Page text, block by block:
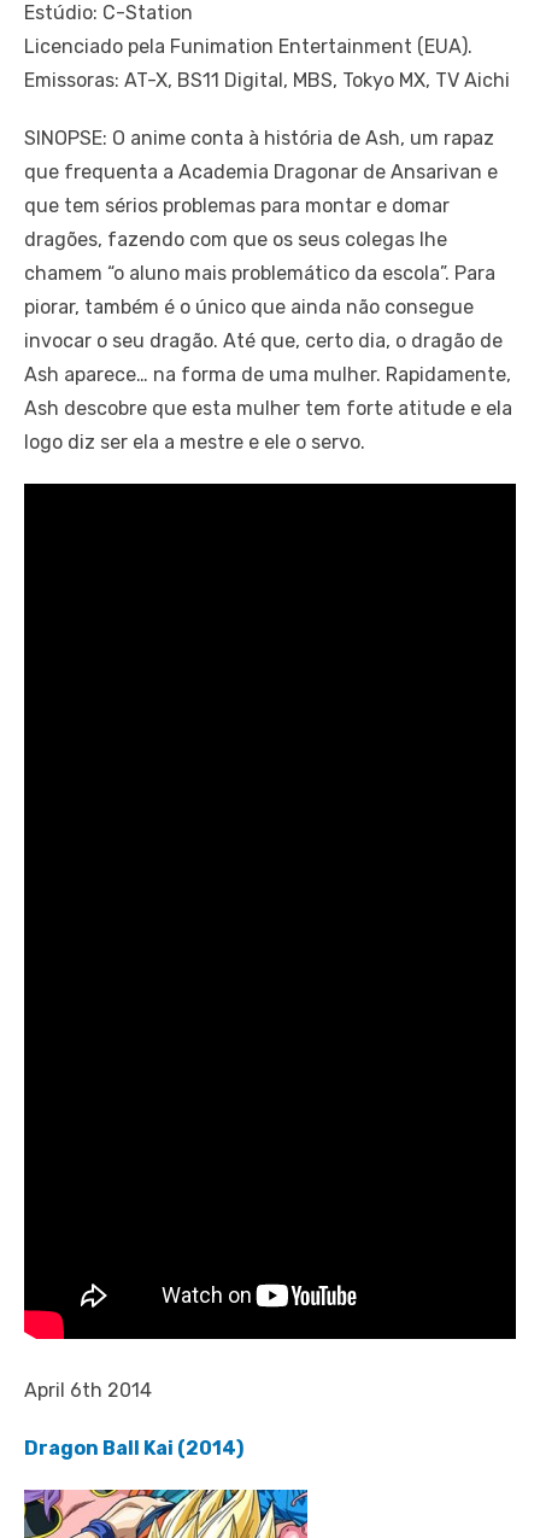
Estúdio: C-Station
Licenciado pela Funimation Entertainment (EUA).
Emissoras: AT-X, BS11 Digital, MBS, Tokyo MX, TV Aichi
SINOPSE: O anime conta à história de Ash, um rapaz
que frequenta a Academia Dragonar de Ansarivan e
que tem sérios problemas para montar e domar
dragões, fazendo com que os seus colegas lhe
chamem “o aluno mais problemático da escola”. Para
piorar, também é o único que ainda não consegue
invocar o seu dragão. Até que, certo dia, o dragão de
Ash aparece… na forma de uma mulher. Rapidamente,
Ash descobre que esta mulher tem forte atitude e ela
logo diz ser ela a mestre e ele o servo.
April 6th 2014
Dragon Ball Kai (2014)